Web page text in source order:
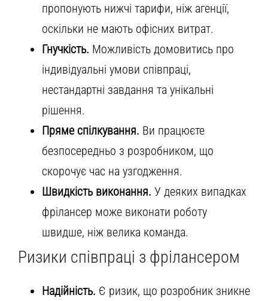
пропонують нижчі тарифи, ніж агенції,
оскільки не мають офісних витрат.
Гнучкість. Можливість домовитись про
індивідуальні умови співпраці,
нестандартні завдання та унікальні
рішення.
Пряме спілкування. Ви працюєте
безпосередньо з розробником, що
скорочує час на узгодження.
Швидкість виконання. У деяких випадках
фрілансер може виконати роботу
швидше, ніж велика команда.
Ризики співпраці з фрілансером
Надійність. Є ризик, що розробник зникне